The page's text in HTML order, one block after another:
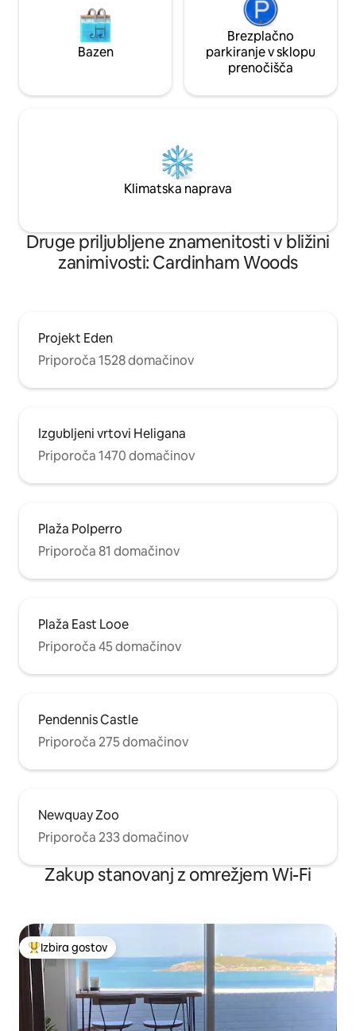
Bazen
Brezplačno
parkiranje v sklopu
prenočišča
Klimatska naprava
Druge priljubljene znamenitosti v bližini
zanimivosti: Cardinham Woods
Projekt Eden
Priporoča 1528 domačinov
Izgubljeni vrtovi Heligana
Priporoča 1470 domačinov
Plaža Polperro
Priporoča 81 domačinov
Plaža East Looe
Priporoča 45 domačinov
Pendennis Castle
Priporoča 275 domačinov
Newquay Zoo
Priporoča 233 domačinov
Zakup stanovanj z omrežjem Wi-Fi
Najbolj priljubljena prenočišča z značko »Izbira gostov«
Izbira gostov